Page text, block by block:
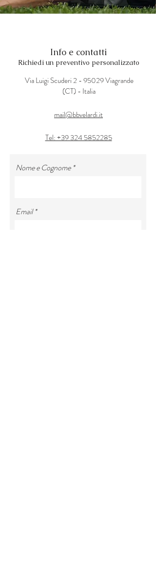
Info e contatti
Richiedi un preventivo personalizzato
Via Luigi Scuderi 2 - 95029 Viagrande
(CT) - Italia
mail@bbvelardi.it
Tel: +39 324 5852285
Nome e Cognome
Email